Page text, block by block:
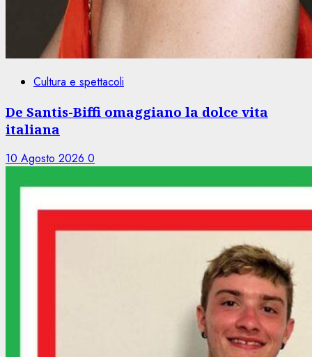
Cultura e spettacoli
De Santis-Biffi omaggiano la dolce vita
italiana
10 Agosto 2026 0